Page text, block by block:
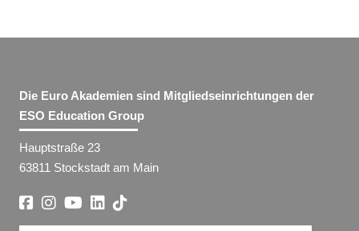
Die Euro Akademien sind Mitgliedseinrichtungen der
ESO Education Group
Hauptstraße 23
63811 Stockstadt am Main